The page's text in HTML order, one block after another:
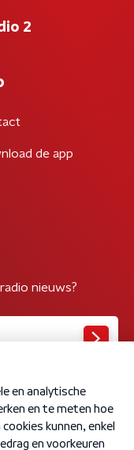
2
de app
nieuws?